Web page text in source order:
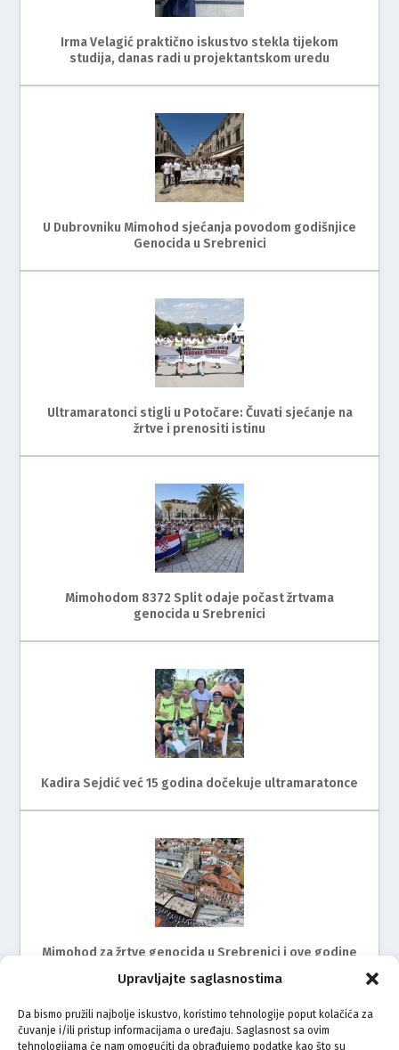
Upravljajte saglasnostima
Da bismo pružili najbolje iskustvo, koristimo tehnologije poput kolačića za
čuvanje i/ili pristup informacijama o uređaju. Saglasnost sa ovim
tehnologijama će nam omogućiti da obrađujemo podatke kao što su
Irma Velagić praktično iskustvo stekla tijekom
studija, danas radi u projektantskom uredu
U Dubrovniku Mimohod sjećanja povodom godišnjice
Genocida u Srebrenici
Ultramaratonci stigli u Potočare: Čuvati sjećanje na
žrtve i prenositi istinu
Mimohodom 8372 Split odaje počast žrtvama
genocida u Srebrenici
Kadira Sejdić već 15 godina dočekuje ultramaratonce
Mimohod za žrtve genocida u Srebrenici i ove godine